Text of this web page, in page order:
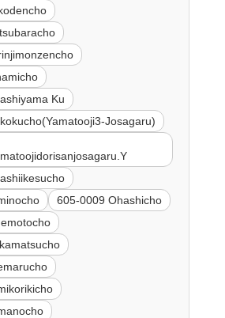
Ku
Josagaru)
605-0009 Ohashicho